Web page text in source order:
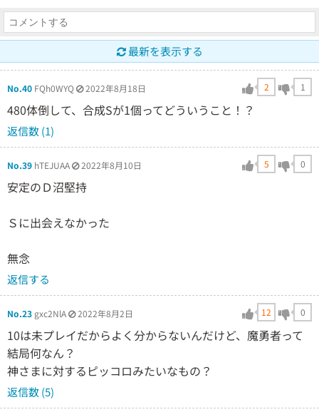
最新を表示する
No.40 FQh0WYQ 2022年8月18日 2 1
480体倒して、合成Sが1個ってどういうこと！？
返信数 (1)
No.39 hTEJUAA 2022年8月10日 5 0
安定のＤ沼堅持
Ｓに出会えなかった
無念
返信する
No.23 gxc2NlA 2022年8月2日 12 0
10は未プレイだからよく分からないんだけど、魔勇者って
結局何なん？
神さまに対するピッコロみたいなもの？
返信数 (5)